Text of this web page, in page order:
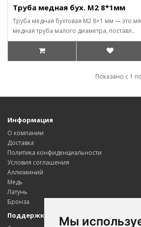
Мы
Труба медная бух. М2 8*1мм
Труба медная бухтовая М2 8×1 мм — это
медная труба малого диаметра, поставл..
Показано с 1
Информация
О компании
Доставка
Политика конфиденциальности
Условия соглашения
Аллюминий
Медь
Латунь
Бронза
Поддержка клиентов